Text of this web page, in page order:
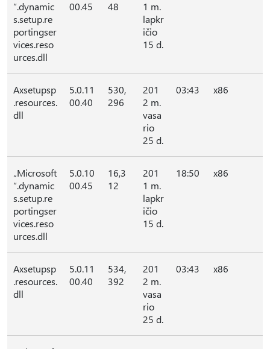
“.dynamic
s.setup.re
portingser
vices.reso
urces.dll
00.45 48
1 m.
lapkr
ičio
15 d.
Axsetupsp
.resources.
dll
5.0.11
00.40
530,
296
201
2 m.
vasa
rio
25 d.
03:43 x86
„Microsoft
“.dynamic
s.setup.re
portingser
vices.reso
urces.dll
5.0.10
00.45
16,3
12
201
1 m.
lapkr
ičio
15 d.
18:50 x86
Axsetupsp
.resources.
dll
5.0.11
00.40
534,
392
201
2 m.
vasa
rio
25 d.
03:43 x86